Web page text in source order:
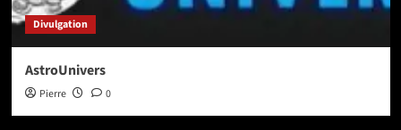
Divulgation
AstroUnivers
Pierre 0